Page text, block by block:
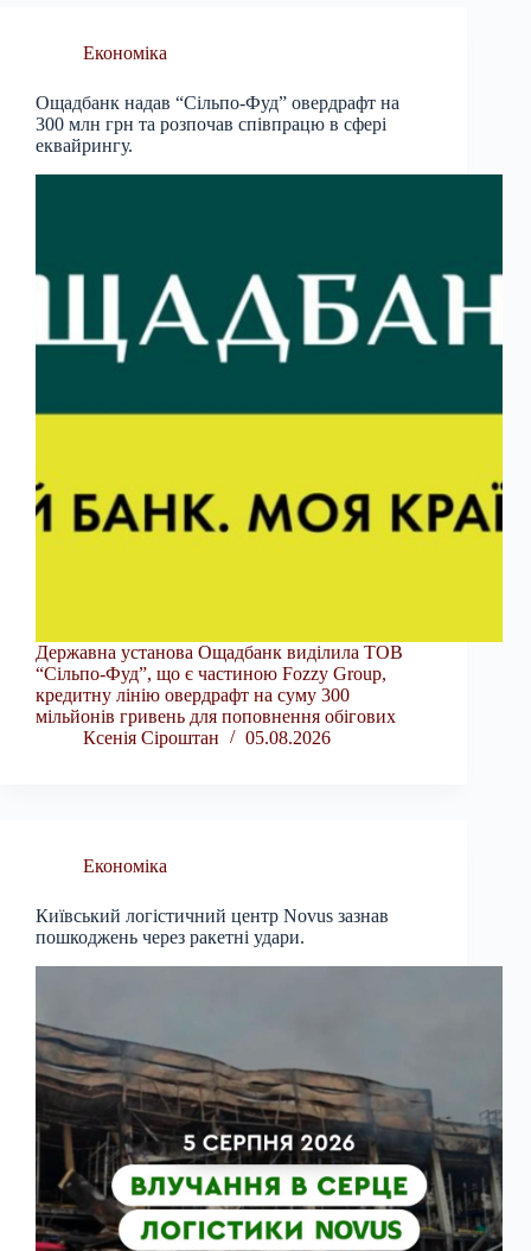
Економіка
Ощадбанк надав “Сільпо-Фуд” овердрафт на
300 млн грн та розпочав співпрацю в сфері
еквайрингу.
Державна установа Ощадбанк виділила ТОВ
“Сільпо-Фуд”, що є частиною Fozzy Group,
кредитну лінію овердрафт на суму 300
мільйонів гривень для поповнення обігових
Ксенія Сіроштан
05.08.2026
Економіка
Київський логістичний центр Novus зазнав
пошкоджень через ракетні удари.